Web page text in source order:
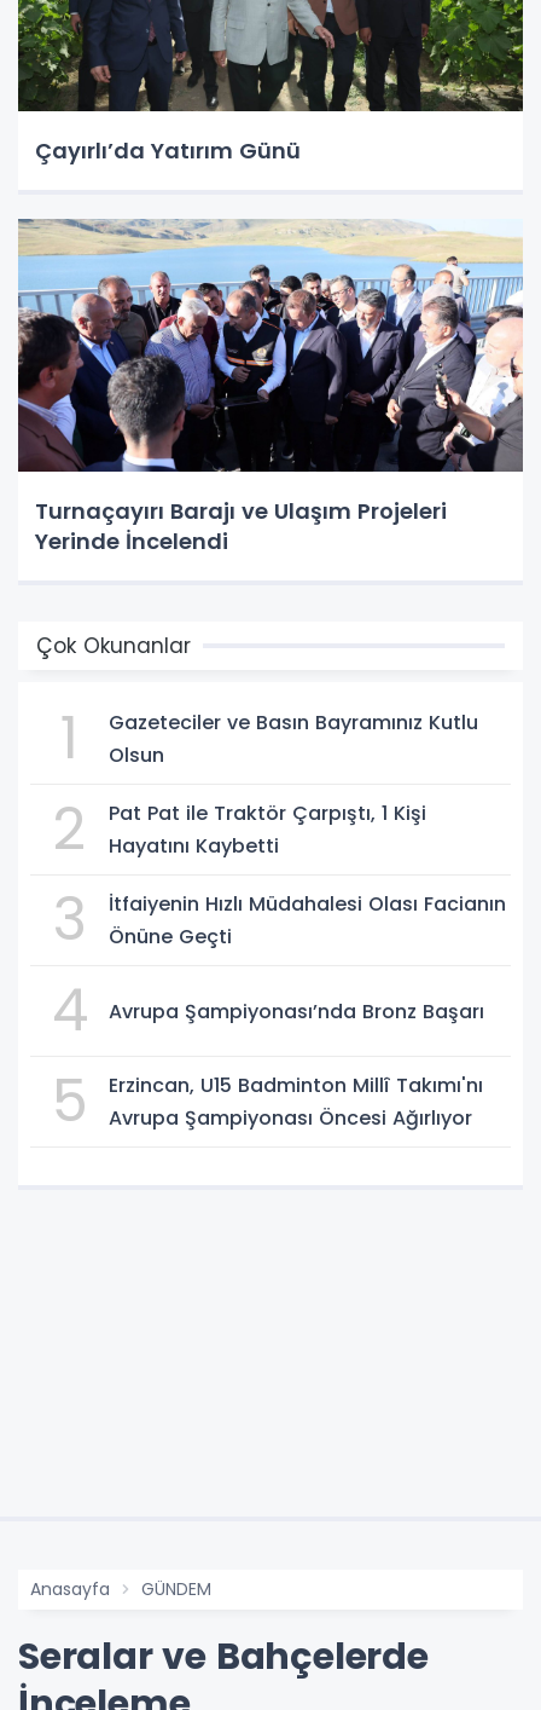
Çayırlı’da Yatırım Günü
Turnaçayırı Barajı ve Ulaşım Projeleri
Yerinde İncelendi
Çok Okunanlar
1
Gazeteciler ve Basın Bayramınız Kutlu
Olsun
2
Pat Pat ile Traktör Çarpıştı, 1 Kişi
Hayatını Kaybetti
3
İtfaiyenin Hızlı Müdahalesi Olası Facianın
Önüne Geçti
4 Avrupa Şampiyonası’nda Bronz Başarı
5
Erzincan, U15 Badminton Millî Takımı'nı
Avrupa Şampiyonası Öncesi Ağırlıyor
Anasayfa GÜNDEM
Seralar ve Bahçelerde